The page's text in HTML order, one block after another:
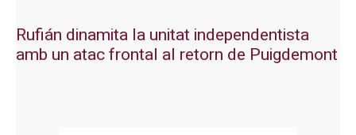
Rufián dinamita la unitat independentista
amb un atac frontal al retorn de Puigdemont